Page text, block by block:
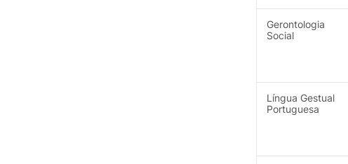
Gerontologia
Social
Língua Gestual
Portuguesa